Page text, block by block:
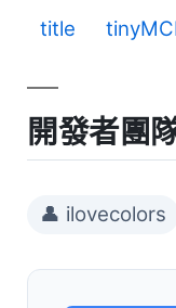
title
開發者團
👤 ilovecolors